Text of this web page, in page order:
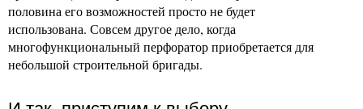
половина его возможностей просто не будет
использована. Совсем другое дело, когда
многофункциональный перфоратор приобретается для
небольшой строительной бригады.